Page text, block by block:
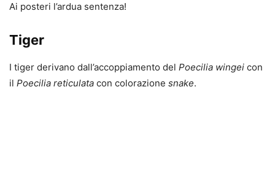
Ai posteri l’ardua sentenza!
Tiger
I tiger derivano dall’accoppiamento del Poecilia wingei con
il Poecilia reticulata con colorazione snake.